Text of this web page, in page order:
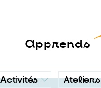
apprends
Activités Ateliers